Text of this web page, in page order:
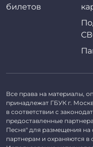
билетов
Все права на материалы,
принадлежат ГБУК г.
в соответствии с
предоставленные
Песня" для размещения на
партнерам и охраняются в